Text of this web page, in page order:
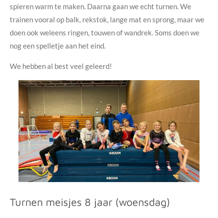
spieren warm te maken. Daarna gaan we echt turnen. We
trainen vooral op balk, rekstok, lange mat en sprong, maar we
doen ook weleens ringen, touwen of wandrek. Soms doen we
nog een spelletje aan het eind.
We hebben al best veel geleerd!
Turnen meisjes 8 jaar (woensdag)